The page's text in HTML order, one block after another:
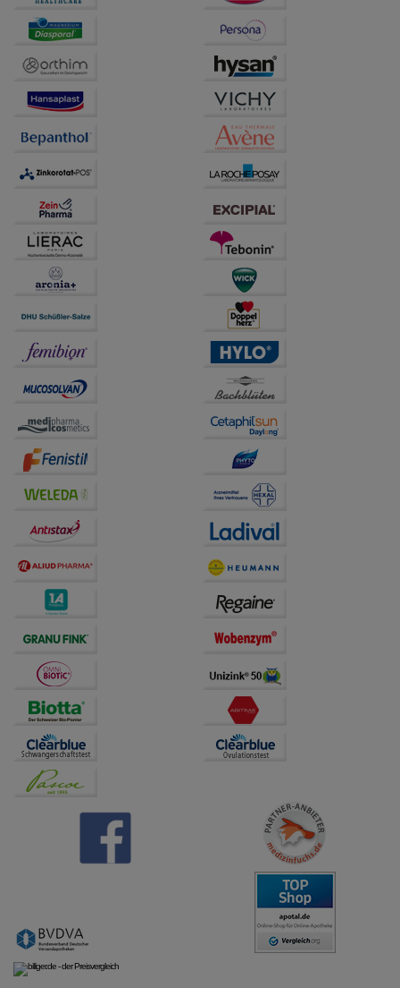
Website weiter für Sie optimieren können, den Inhalt
auf unserer Website aber auch die Werbung auf
Drittseiten möglichst relevant für Sie zu gestalten.
Bitte beachten Sie, dass Daten hierfür teilweise an
Dritte wie z.B. Google oder soziale Medien